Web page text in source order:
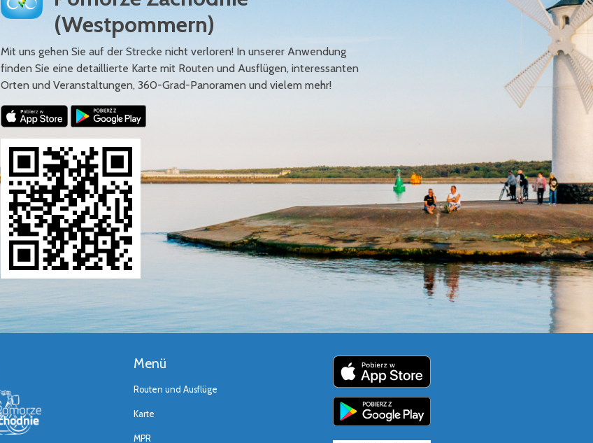
(Westpommern)
Mit uns gehen Sie auf der Strecke nicht verloren! In unserer Anwendung
finden Sie eine detaillierte Karte mit Routen und Ausflügen, interessanten
Orten und Veranstaltungen, 360-Grad-Panoramen und vielem mehr!
Menü
Routen und Ausflüge
Karte
MPR